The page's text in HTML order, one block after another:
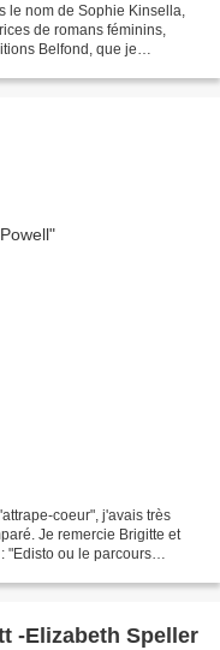
le nom de Sophie Kinsella,
de romans féminins,
Belfond, que je
coeur", j'avais très
Je remercie Brigitte et
"Edisto ou le parcours
-Elizabeth Speller